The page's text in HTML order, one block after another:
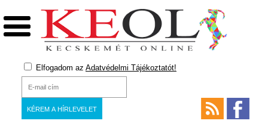
Elfogadom az Adatvédelmi Tájékoztatót!